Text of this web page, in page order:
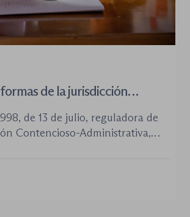
de la jurisdicción
de 13 de julio, reguladora de
Contencioso-Administrativa,
los últimos años no han